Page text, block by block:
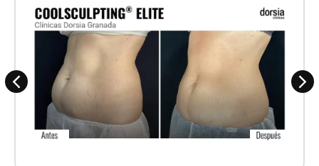
DE DORSIA
En nuestros centros contamos con una unidad
especializada
en nutrición y sobrepeso. Allí,
podrás descubrir distintos tratamientos que te
ayudaran a sentirte a gusto contigo misma. Te
ayudaremos a cuidar de tu salud
de la mejor
manera. Para eso, contamos con los mejores
nutricionistas de Vigo y los mejores tratamientos.